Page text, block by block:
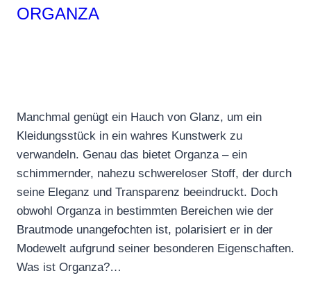
ORGANZA
Manchmal genügt ein Hauch von Glanz, um ein
Kleidungsstück in ein wahres Kunstwerk zu
verwandeln. Genau das bietet Organza – ein
schimmernder, nahezu schwereloser Stoff, der durch
seine Eleganz und Transparenz beeindruckt. Doch
obwohl Organza in bestimmten Bereichen wie der
Brautmode unangefochten ist, polarisiert er in der
Modewelt aufgrund seiner besonderen Eigenschaften.
Was ist Organza?…